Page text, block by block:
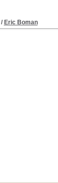
/ Eric Boman